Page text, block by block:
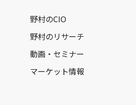
野村のCIO
野村のリサーチ
動画・セミナー
マーケット情報